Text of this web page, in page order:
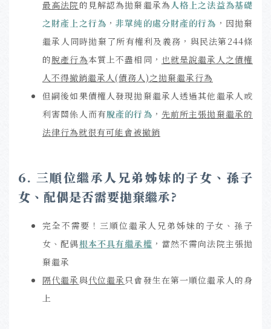
最高法院 的見解認為拋棄繼承為 人格上之法益為基礎
之財產上之行為 ，非單純的處分財產的行為 ，因拋棄
繼承人同時拋棄了所有權利及義務，與民法第244條
的脫產行為本質上不盡相同， 也就是說繼承人之債權
人不得撤銷繼承人(債務人)之拋棄繼承行為
但嗣後如果債權人發現拋棄繼承人透過其他繼承人或
利害關係人而有脫產的行為 ， 先前所主張拋棄繼承的
法律行為就很有可能會被撤銷
6. 三順位繼承人兄弟姊妹的子女、孫子
女、配偶是否需要拋棄繼承?
完全不需要！三順位繼承人兄弟姊妹的子女、孫子
女、配偶根本不具有繼承權 ，當然不需向法院主張拋
棄繼承
隔代繼承與代位繼承 只會發生在第一順位繼承人的身
上